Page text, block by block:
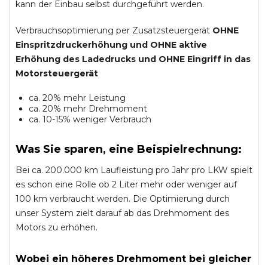
kann der Einbau selbst durchgeführt werden.
Verbrauchsoptimierung per Zusatzsteuergerät OHNE
Einspritzdruckerhöhung und OHNE aktive
Erhöhung des Ladedrucks und OHNE Eingriff in das
Motorsteuergerät
ca. 20% mehr Leistung
ca. 20% mehr Drehmoment
ca. 10-15% weniger Verbrauch
Was Sie sparen, eine Beispielrechnung:
Bei ca. 200.000 km Laufleistung pro Jahr pro LKW spielt
es schon eine Rolle ob 2 Liter mehr oder weniger auf
100 km verbraucht werden. Die Optimierung durch
unser System zielt darauf ab das Drehmoment des
Motors zu erhöhen.
Wobei ein höheres Drehmoment bei gleicher